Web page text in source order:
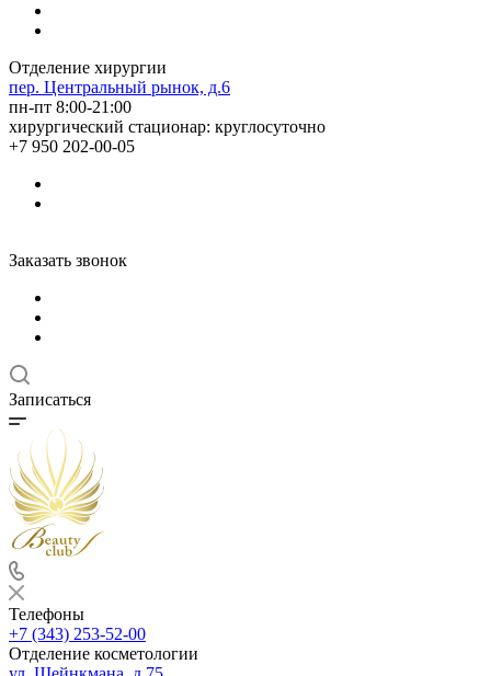
Отделение хирургии
пер. Центральный рынок, д.6
пн-пт 8:00-21:00
хирургический стационар: круглосуточно
+7 950 202-00-05
Заказать звонок
Записаться
Телефоны
+7 (343) 253-52-00
Отделение косметологии